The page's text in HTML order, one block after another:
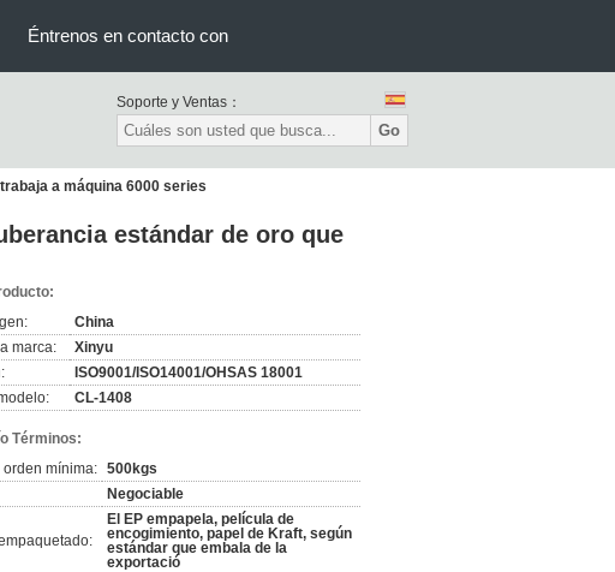
Éntrenos en contacto con
Soporte y Ventas：
Go
a máquina 6000 series
estándar de oro que
China
marca:
Xinyu
ISO9001/ISO14001/OHSAS 18001
CL-1408
Términos:
mínima: 500kgs
Negociable
El EP empapela, película de
encogimiento, papel de Kraft, según
estándar que embala de la
exportació